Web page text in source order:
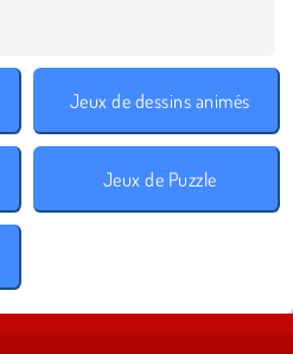
Jeux de dessins animés
Jeux de Puzzle